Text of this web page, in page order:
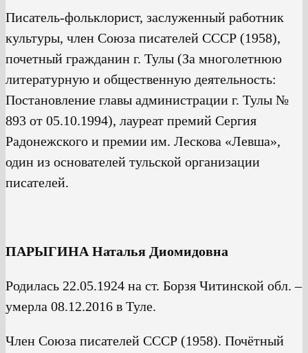
Писатель-фольклорист, заслуженный работник
культуры, член Союза писателей СССР (1958),
почетный гражданин г. Тулы (За многолетнюю
литературную и общественную деятельность:
Постановление главы администрации г. Тулы №
893 от 05.10.1994), лауреат премий Сергия
Радонежского и премии им. Лескова «Левша»,
один из основателей тульской организации
писателей.
ПАРЫГИНА Наталья Диомидовна
Родилась 22.05.1924 на ст. Борзя Читинской обл. –
умерла 08.12.2016 в Туле.
Член Союза писателей СССР (1958). Почётный